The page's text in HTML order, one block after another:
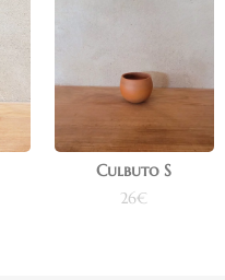
Culbuto S
26€